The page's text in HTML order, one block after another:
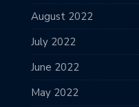
August 2022
July 2022
June 2022
May 2022